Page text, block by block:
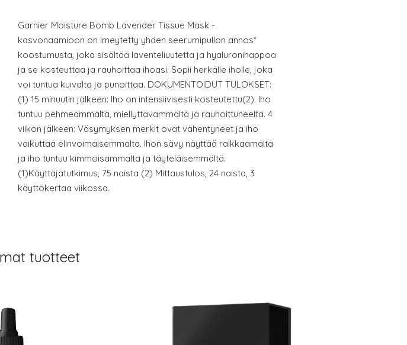
Garnier Moisture Bomb Lavender Tissue Mask -
kasvonaamioon on imeytetty yhden seerumipullon annos*
koostumusta, joka sisältää laventeliuutetta ja hyaluronihappoa
ja se kosteuttaa ja rauhoittaa ihoasi. Sopii herkälle iholle, joka
voi tuntua kuivalta ja punoittaa. DOKUMENTOIDUT TULOKSET:
(1) 15 minuutin jälkeen: Iho on intensiivisesti kosteutettu(2). Iho
tuntuu pehmeämmältä, miellyttävämmältä ja rauhoittuneelta. 4
viikon jälkeen: Väsymyksen merkit ovat vähentyneet ja iho
vaikuttaa elinvoimaisemmalta. Ihon sävy näyttää raikkaamalta
ja iho tuntuu kimmoisammalta ja täyteläisemmältä.
(1)Käyttäjätutkimus, 75 naista (2) Mittaustulos, 24 naista, 3
käyttökertaa viikossa.
tuotteet